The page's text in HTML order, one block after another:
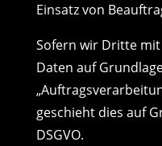
Einsatz von
Sofern wir Dritte
Daten auf
geschieht dies auf
DSGVO.